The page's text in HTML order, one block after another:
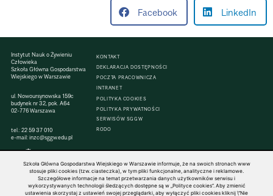
Facebook LinkedIn
Instytut Nauk o Żywieniu
Człowieka
Szkoła Główna Gospodarstwa
Wiejskiego w Warszawie
ul. Nowoursynowska 159c
budynek nr 32, pok. A64
02-776 Warszawa
tel.:22 59 37 010
e-mail:inzc@sggw.edu.pl
KONTAKT
DEKLARACJA DOSTĘPNOŚCI
POCZTA PRACOWNICZA
INTRANET
POLITYKA COOKIES
POLITYKA PRYWATNOŚCI
SERWISÓW SGGW
RODO
© 1816–2026 SGGW — ALL RIGHTS RESERVED
Szkoła Główna Gospodarstwa Wiejskiego w Warszawie informuje, że na swoich stronach www
stosuje pliki cookies (tzw. ciasteczka), w tym pliki funkcjonalne, analityczne i reklamowe.
Szczegółowe informacje na temat przetwarzania danych użytkowników serwisu i
wykorzystywanych technologii śledzących dostępne są w „Polityce cookies”. Aby zmienić
ustawienia skorzystaj z ustawień swojej przeglądarki, aby wyłączyć pliki cookies kliknij \"Nie